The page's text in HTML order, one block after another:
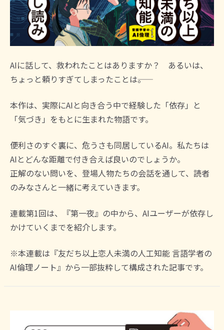
AIに話して、救われたことはありますか？ あるいは、
ちょっと頼りすぎてしまったことは――。
本作は、実際にAIと向き合う中で経験した「依存」と
「気づき」をもとに生まれた物語です。
便利さのすぐ裏に、危うさも同居しているAI。私たちは
AIとどんな距離で付き合えば良いのでしょうか。
正解のない問いを、登場人物たちの会話を通して、読者
のみなさんと一緒に考えていきます。
連載第1回は、『第一夜』の中から、AIユーザーが依存し
かけていくまでを紹介します。
※本連載は『友だち以上恋人未満の人工知能 言語学者の
AI倫理ノート』から一部抜粋して構成された記事です。